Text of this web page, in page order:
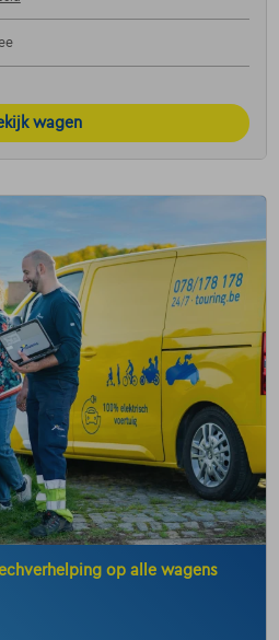
wagen
op alle wagens